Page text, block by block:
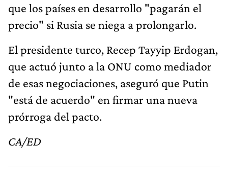
que los países en desarrollo "pagarán el
precio" si Rusia se niega a prolongarlo.
El presidente turco, Recep Tayyip Erdogan,
que actuó junto a la ONU como mediador
de esas negociaciones, aseguró que Putin
"está de acuerdo" en firmar una nueva
prórroga del pacto.
CA/ED